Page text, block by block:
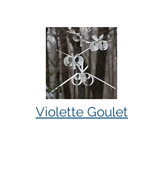
Violette Goulet